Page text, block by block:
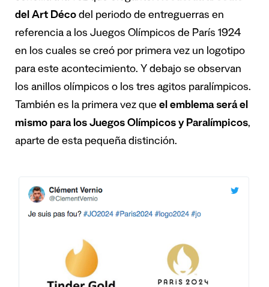
del Art Déco del periodo de entreguerras en
referencia a los Juegos Olímpicos de París 1924
en los cuales se creó por primera vez un logotipo
para este acontecimiento. Y debajo se observan
los anillos olímpicos o los tres agitos paralímpicos.
También es la primera vez que el emblema será el
mismo para los Juegos Olímpicos y Paralímpicos,
aparte de esta pequeña distinción.